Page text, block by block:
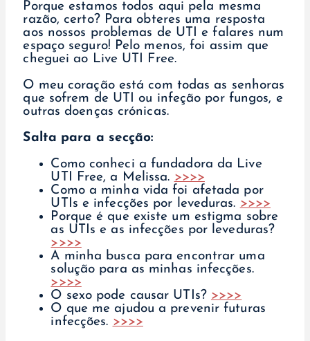
Porque estamos todos aqui pela mesma
razão, certo? Para obteres uma resposta
aos nossos problemas de UTI e falares num
espaço seguro! Pelo menos, foi assim que
cheguei ao Live UTI Free.
O meu coração está com todas as senhoras
que sofrem de UTI ou infeção por fungos, e
outras doenças crónicas.
Salta para a secção:
Como conheci a fundadora da Live
UTI Free, a Melissa. >>>>
Como a minha vida foi afetada por
UTIs e infecções por leveduras. >>>>
Porque é que existe um estigma sobre
as UTIs e as infecções por leveduras?
>>>>
A minha busca para encontrar uma
solução para as minhas infecções.
>>>>
O sexo pode causar UTIs? >>>>
O que me ajudou a prevenir futuras
infecções. >>>>